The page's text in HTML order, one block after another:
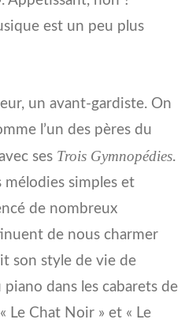
est un peu plus
un avant-gardiste. On
l’un des pères du
ses Trois Gymnopédies.
mélodies simples et
de nombreux
de nous charmer
son style de vie de
dans les cabarets de
Le Chat Noir » et « Le